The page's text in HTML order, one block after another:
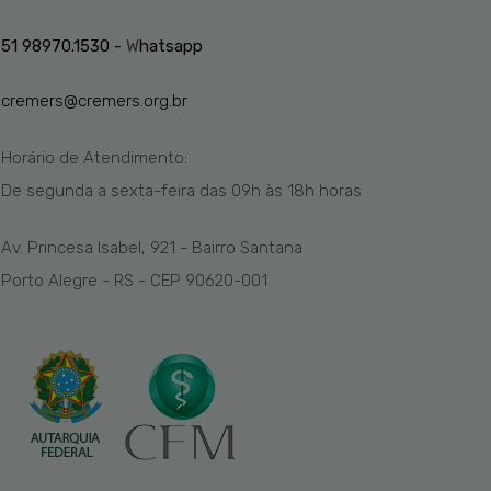
51 98970.1530 - Whatsapp
cremers@cremers.org.br
Horário de Atendimento:
De segunda a sexta-feira das 09h às 18h horas
Av. Princesa Isabel, 921 - Bairro Santana
Porto Alegre - RS - CEP 90620-001